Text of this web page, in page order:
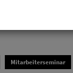
Mitarbeiterseminar